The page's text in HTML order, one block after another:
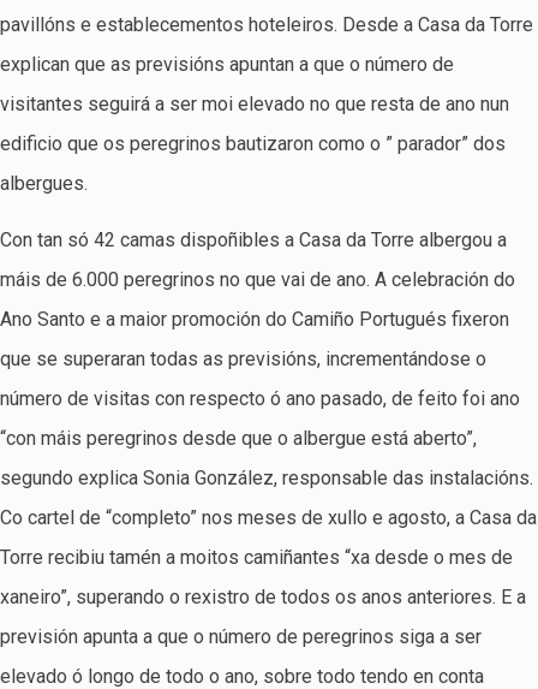
pavillóns e establecementos hoteleiros. Desde a Casa da Torre
explican que as previsións apuntan a que o número de
visitantes seguirá a ser moi elevado no que resta de ano nun
edificio que os peregrinos bautizaron como o ” parador” dos
albergues.
Con tan só 42 camas dispoñibles a Casa da Torre albergou a
máis de 6.000 peregrinos no que vai de ano. A celebración do
Ano Santo e a maior promoción do Camiño Portugués fixeron
que se superaran todas as previsións, incrementándose o
número de visitas con respecto ó ano pasado, de feito foi ano
“con máis peregrinos desde que o albergue está aberto”,
segundo explica Sonia González, responsable das instalacións.
Co cartel de “completo” nos meses de xullo e agosto, a Casa da
Torre recibiu tamén a moitos camiñantes “xa desde o mes de
xaneiro”, superando o rexistro de todos os anos anteriores. E a
previsión apunta a que o número de peregrinos siga a ser
elevado ó longo de todo o ano, sobre todo tendo en conta